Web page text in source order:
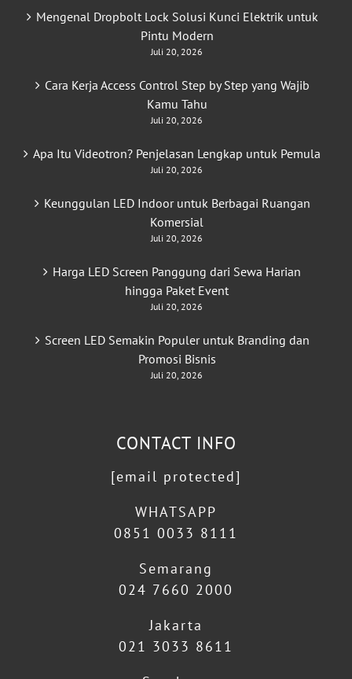
Mengenal Dropbolt Lock Solusi Kunci Elektrik untuk
Pintu Modern
Juli 20, 2026
Cara Kerja Access Control Step by Step yang Wajib
Kamu Tahu
Juli 20, 2026
Apa Itu Videotron? Penjelasan Lengkap untuk Pemula
Juli 20, 2026
Keunggulan LED Indoor untuk Berbagai Ruangan
Komersial
Juli 20, 2026
Harga LED Screen Panggung dari Sewa Harian
hingga Paket Event
Juli 20, 2026
Screen LED Semakin Populer untuk Branding dan
Promosi Bisnis
Juli 20, 2026
CONTACT INFO
[email protected]
WHATSAPP
0851 0033 8111
Semarang
024 7660 2000
Jakarta
021 3033 8611